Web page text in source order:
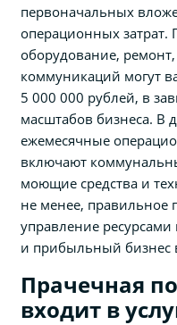
первоначальных
операционных
оборудование,
коммуникаций могут
5 000 000 рублей, в
масштабов бизнеса. В
ежемесячные
включают
моющие средства и
не менее, правильное
управление ресурсами
и прибыльный бизнес
Прачечная
входит в